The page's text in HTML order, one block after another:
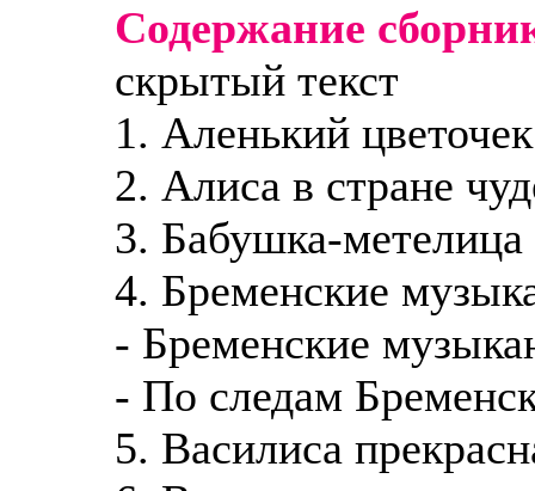
Содержание
скрытый текст
1. Аленький цветочек
2. Алиса в стране
3. Бабушка-метелица
4. Бременские
- Бременские
- По следам
5. Василиса